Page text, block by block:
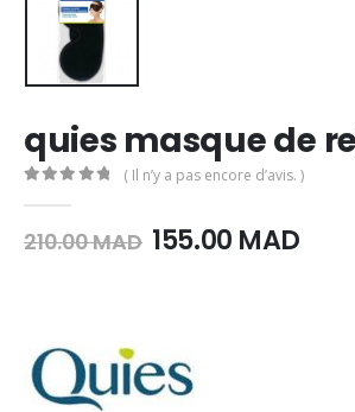
quies masque de
( Il n’y a pas encore d’avis. )
210.00MAD Le
MAD.
155.00 MADLe